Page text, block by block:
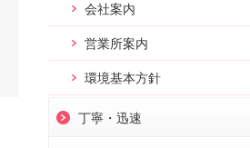
会社案内
営業所案内
環境基本方針
丁寧・迅速